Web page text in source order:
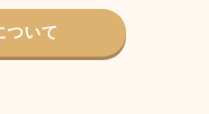
ついて